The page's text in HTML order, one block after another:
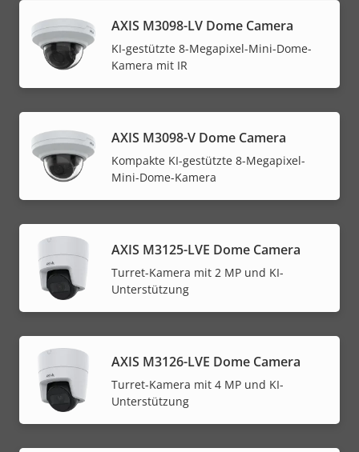
AXIS M3098-LV Dome Camera
KI-gestützte 8-Megapixel-Mini-Dome-
Kamera mit IR
AXIS M3098-V Dome Camera
Kompakte KI-gestützte 8-Megapixel-
Mini-Dome-Kamera
AXIS M3125-LVE Dome Camera
Turret-Kamera mit 2 MP und KI-
Unterstützung
AXIS M3126-LVE Dome Camera
Turret-Kamera mit 4 MP und KI-
Unterstützung